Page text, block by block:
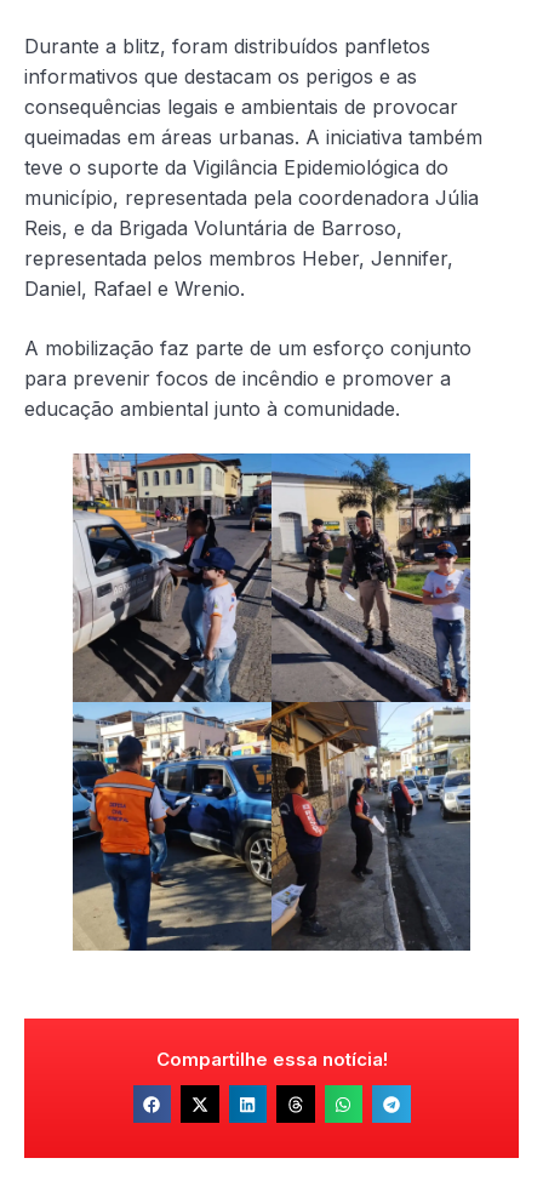
Durante a blitz, foram distribuídos panfletos
informativos que destacam os perigos e as
consequências legais e ambientais de provocar
queimadas em áreas urbanas. A iniciativa também
teve o suporte da Vigilância Epidemiológica do
município, representada pela coordenadora Júlia
Reis, e da Brigada Voluntária de Barroso,
representada pelos membros Heber, Jennifer,
Daniel, Rafael e Wrenio.
A mobilização faz parte de um esforço conjunto
para prevenir focos de incêndio e promover a
educação ambiental junto à comunidade.
Compartilhe essa notícia!